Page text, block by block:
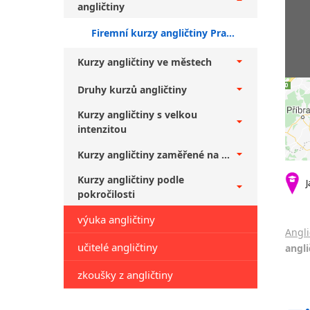
angličtiny
Firemní kurzy angličtiny Praha 3 + nižší středně pokročilí
Kurzy angličtiny ve městech
Druhy kurzů angličtiny
Kurzy angličtiny s velkou
intenzitou
Kurzy angličtiny zaměřené na ...
Kurzy angličtiny podle
pokročilosti
výuka angličtiny
učitelé angličtiny
zkoušky z angličtiny